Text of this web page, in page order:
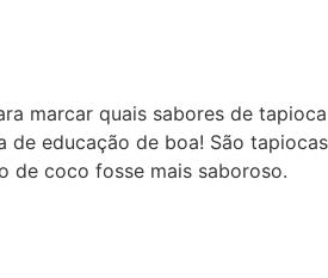
marcar quais sabores de
de educação de boa! São
de coco fosse mais saboroso.